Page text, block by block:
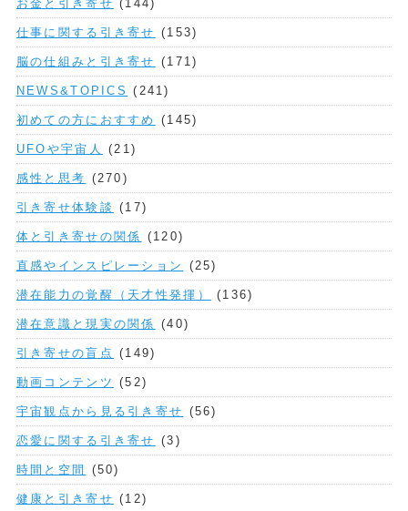
お金と引き寄せ (144)
仕事に関する引き寄せ (153)
脳の仕組みと引き寄せ (171)
NEWS&TOPICS (241)
初めての方におすすめ (145)
UFOや宇宙人 (21)
感性と思考 (270)
引き寄せ体験談 (17)
体と引き寄せの関係 (120)
直感やインスピレーション (25)
潜在能力の覚醒（天才性発揮） (136)
潜在意識と現実の関係 (40)
引き寄せの盲点 (149)
動画コンテンツ (52)
宇宙観点から見る引き寄せ (56)
恋愛に関する引き寄せ (3)
時間と空間 (50)
健康と引き寄せ (12)